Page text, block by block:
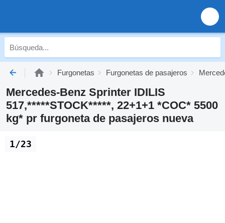
Furgonetas Furgonetas de pasajeros
Mercedes-Benz Sprinter IDILIS
517,*****STOCK*****, 22+1+1 *COC* 5500
kg* pr furgoneta de pasajeros nueva
1/23